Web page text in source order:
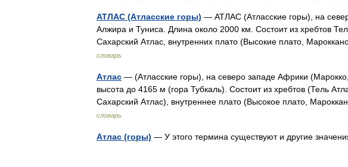
АТЛАС (Атласские горы) — АТЛАС (Атласские горы), на
Алжира и Туниса. Длина около 2000 км. Состоит из хребтов
Сахарский Атлас, внутренних плато (Высокие плато,
словарь
Атлас — (Атласские горы), на северо западе Африки
высота до 4165 м (гора Тубкаль). Состоит из хребтов (Тель
Сахарский Атлас), внутреннее плато (Высокое плато,
словарь
Атлас (горы) — У этого термина существуют и другие